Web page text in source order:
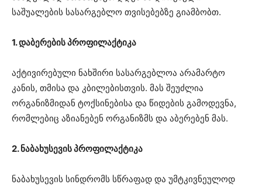
საშუალების სასარგებლო თვისებებზე გიამბობთ.
1. დაბერების პროფილაქტიკა
აქტივირებული ნახშირი სასარგებლოა არამარტო
კანის, თმისა და კბილებისთვის. მას შეუძლია
ორგანიზმიდან ტოქსინებისა და წიდების გამოდევნა,
რომლებიც აზიანებენ ორგანიზმს და აბერებენ მას.
2. ნაბახუსევის პროფილაქტიკა
ნაბახუსევის სინდრომს სწრაფად და უმტკივნეულოდ